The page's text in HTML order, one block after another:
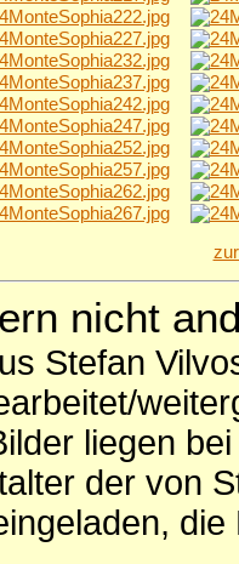
nicht
Stefan
liegen
der von